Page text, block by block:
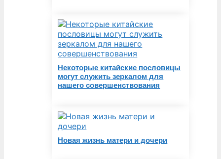
Некоторые китайские пословицы
могут служить зеркалом для
нашего совершенствования
Новая жизнь матери и дочери